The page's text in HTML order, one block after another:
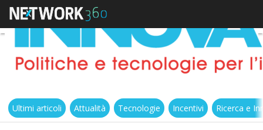
Ultimi articoli Attualità Tecnologie Incentivi Ricerca e